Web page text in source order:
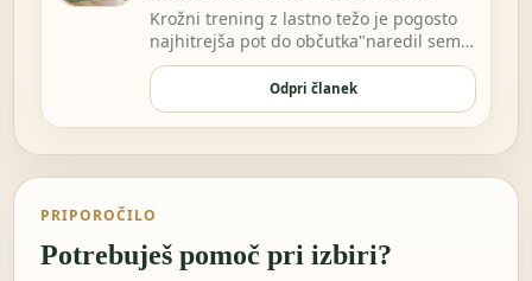
Krožni trening z lastno težo je pogosto
najhitrejša pot do občutka"naredil sem
nekaj za…
Odpri članek
PRIPOROČILO
Potrebuješ pomoč pri izbiri?